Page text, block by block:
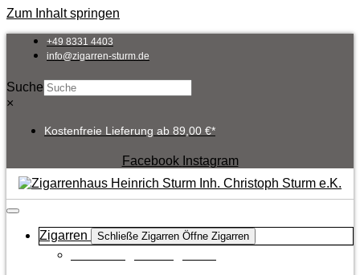
Zum Inhalt springen
+49 8331 4403
info@zigarren-sturm.de
Suche
×
Kostenfreie Lieferung ab 89,00 €*
Facebook Instagram
Zigarren Schließe Zigarren Öffne Zigarren